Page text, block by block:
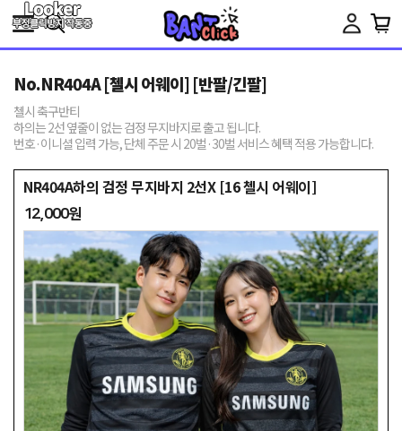
Toggle
No.NR404A [첼시 어웨이] [반팔/긴팔]
첼시 축구반티
하의는 2선 옆줄이 없는 검정 무지바지로 출고 됩니다.
번호·이니셜 입력 가능, 단체 주문 시 20벌·30벌 서비스 혜택 적용 가능합니다.
NR404A하의 검정 무지바지 2선X [16 첼시 어웨이]
12,000원